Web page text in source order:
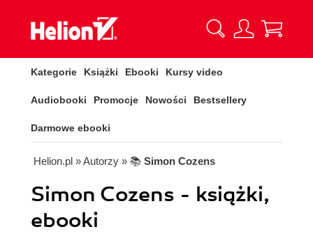
Kategorie Książki Ebooki Kursy video
Audiobooki Promocje Nowości Bestsellery
Darmowe ebooki
Helion.pl » Autorzy » 📚 Simon Cozens
Simon Cozens - książki,
ebooki